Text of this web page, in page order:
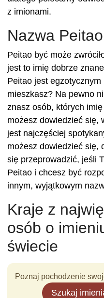
z imionami.
Nazwa
Peitao być może
jest to imię dobrze
Peitao jest
mieszkasz? Na pewno
znasz osób, których
możesz dowiedzieć się,
jest najczęściej
możesz dowiedzieć się,
się przeprowadzić, jeśli
Peitao i chcesz być
innym, wyjątkowym
Kraje z
osób o
świecie
Poznaj pochodzenie
Szukaj